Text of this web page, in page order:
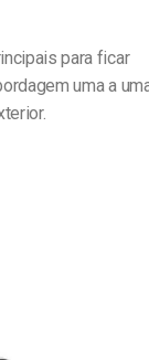
para ficar
uma a